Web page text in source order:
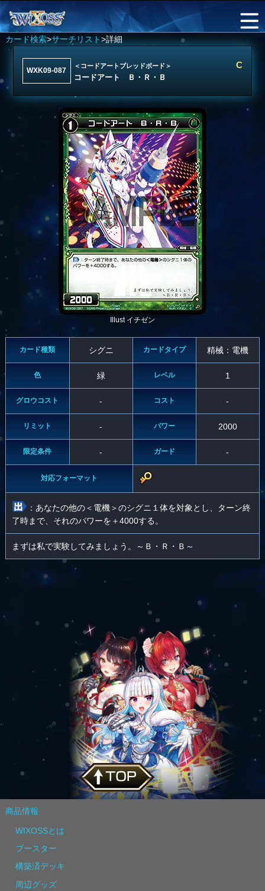
カード検索>サーチリスト>詳細
WXK09-087
＜コードアートブレッドボード＞
コードアート Ｂ・Ｒ・Ｂ
C
Illust イチゼン
カード種類 シグニ カードタイプ 精械：電機
色 緑 レベル 1
グロウコスト - コスト -
リミット - パワー 2000
限定条件 - ガード -
対応フォーマット
：あなたの他の＜電機＞のシグニ１体を対象とし、ターン終
了時まで、それのパワーを＋4000する。
まずは私で実験してみましょう。～Ｂ・Ｒ・Ｂ～
商品情報
WIXOSSとは
ブースター
構築済デッキ
周辺グッズ